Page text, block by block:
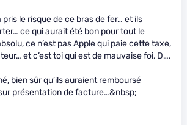
pris le risque de ce bras de fer… et ils
ce qui aurait été bon pour tout le
ce n’est pas Apple qui paie cette taxe,
et c’est toi qui est de mauvaise foi, D….
bien sûr qu’ils auraient remboursé
présentation de facture…&nbsp;